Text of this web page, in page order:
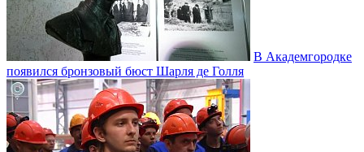
В Академгородке
появился бронзовый бюст Шарля де Голля